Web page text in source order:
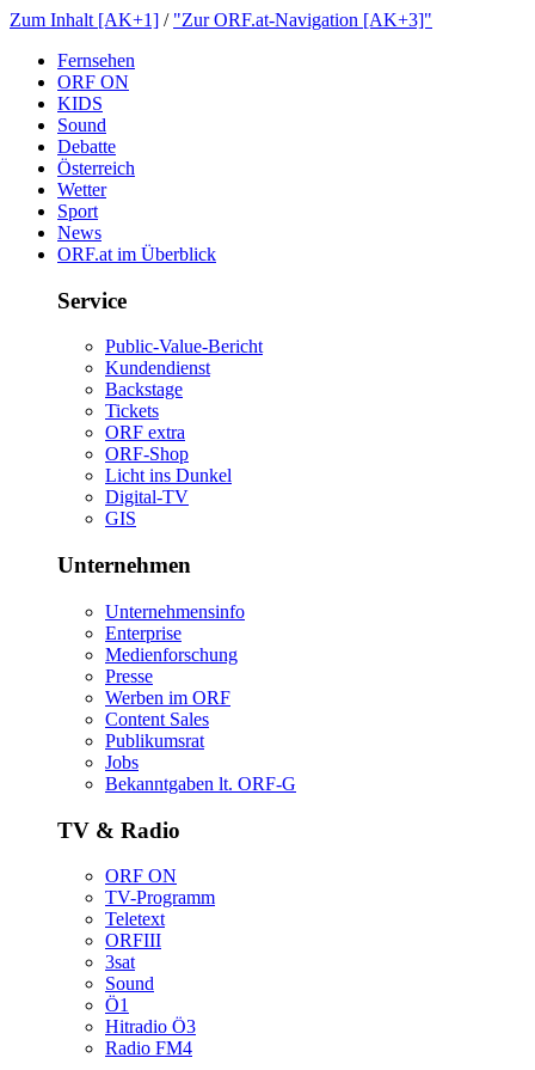
ZumInhalt[AK+1] / "ZurORF.at-Navigation[AK+3]"
Fernsehen
ORFON
KIDS
Sound
Debatte
Österreich
Wetter
Sport
News
ORF.atimÜberblick
Service
Public-Value-Bericht
Kundendienst
Backstage
Tickets
ORFextra
ORF-Shop
LichtinsDunkel
Digital-TV
GIS
Unternehmen
Unternehmensinfo
Enterprise
Medienforschung
Presse
WerbenimORF
ContentSales
Publikumsrat
Jobs
Bekanntgabenlt.ORF-G
TV&Radio
ORFON
TV-Programm
Teletext
ORFIII
3sat
Sound
Ö1
HitradioÖ3
RadioFM4